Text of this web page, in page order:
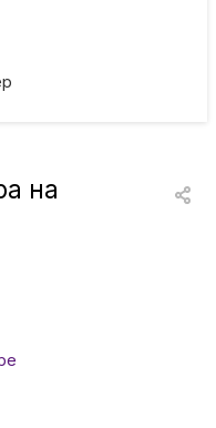
кольца
детей
на